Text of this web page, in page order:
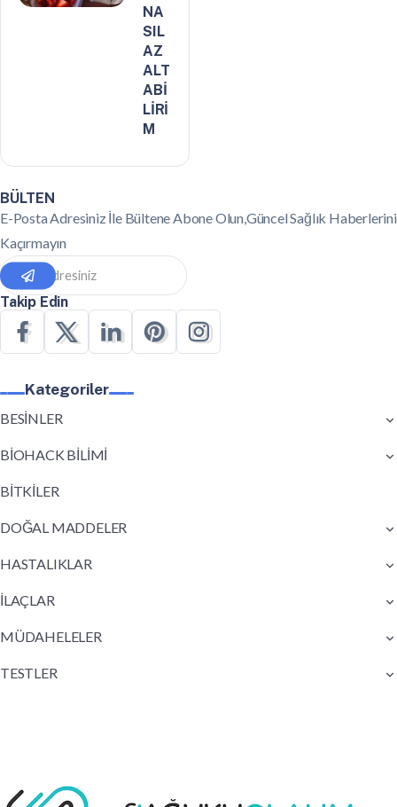
NA
SIL
AZ
ALT
ABİ
LİRİ
M
BÜLTEN
E-Posta Adresiniz İle Bültene Abone Olun,Güncel Sağlık Haberlerini
Kaçırmayın
Takip Edin
Kategoriler
BESİNLER
BİOHACK BİLİMİ
BİTKİLER
DOĞAL MADDELER
HASTALIKLAR
İLAÇLAR
MÜDAHELELER
TESTLER